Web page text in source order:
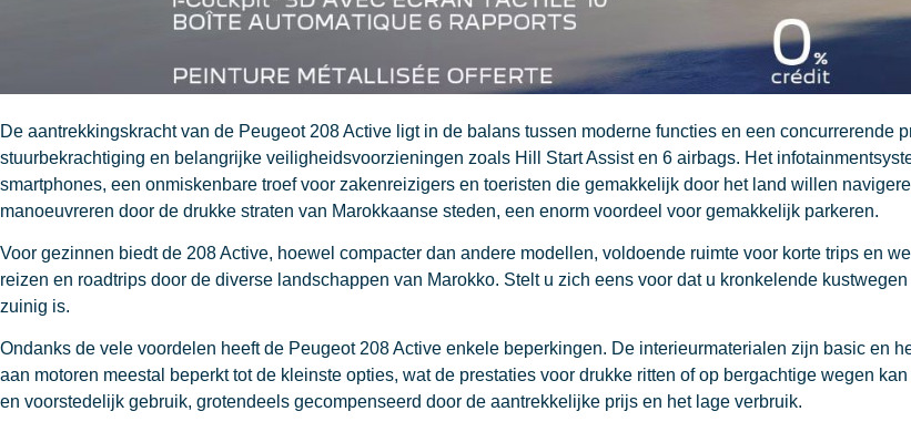
De aantrekkingskracht van de Peugeot 208 Active ligt in de balans tussen moderne functies en een
stuurbekrachtiging en belangrijke veiligheidsvoorzieningen zoals Hill Start Assist en 6 airbags. Het
smartphones, een onmiskenbare troef voor zakenreizigers en toeristen die gemakkelijk door het land willen
manoeuvreren door de drukke straten van Marokkaanse steden, een enorm voordeel voor gemakkelijk parkeren.
Voor gezinnen biedt de 208 Active, hoewel compacter dan andere modellen, voldoende ruimte voor korte trips en
reizen en roadtrips door de diverse landschappen van Marokko. Stelt u zich eens voor dat u kronkelende
zuinig is.
Ondanks de vele voordelen heeft de Peugeot 208 Active enkele beperkingen. De interieurmaterialen zijn basic en
aan motoren meestal beperkt tot de kleinste opties, wat de prestaties voor drukke ritten of op bergachtige wegen
en voorstedelijk gebruik, grotendeels gecompenseerd door de aantrekkelijke prijs en het lage verbruik.